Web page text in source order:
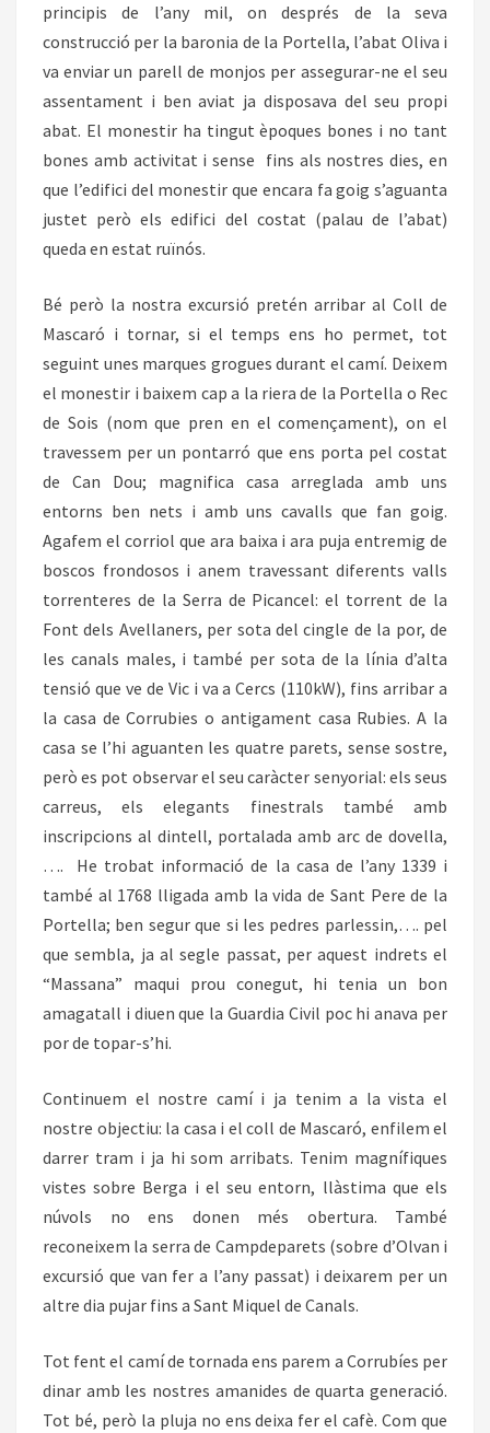
principis de l’any mil, on després de la seva
construcció per la baronia de la Portella, l’abat Oliva i
va enviar un parell de monjos per assegurar-ne el seu
assentament i ben aviat ja disposava del seu propi
abat. El monestir ha tingut èpoques bones i no tant
bones amb activitat i sense fins als nostres dies, en
que l’edifici del monestir que encara fa goig s’aguanta
justet però els edifici del costat (palau de l’abat)
queda en estat ruïnós.
Bé però la nostra excursió pretén arribar al Coll de
Mascaró i tornar, si el temps ens ho permet, tot
seguint unes marques grogues durant el camí. Deixem
el monestir i baixem cap a la riera de la Portella o Rec
de Sois (nom que pren en el començament), on el
travessem per un pontarró que ens porta pel costat
de Can Dou; magnifica casa arreglada amb uns
entorns ben nets i amb uns cavalls que fan goig.
Agafem el corriol que ara baixa i ara puja entremig de
boscos frondosos i anem travessant diferents valls
torrenteres de la Serra de Picancel: el torrent de la
Font dels Avellaners, per sota del cingle de la por, de
les canals males, i també per sota de la línia d’alta
tensió que ve de Vic i va a Cercs (110kW), fins arribar a
la casa de Corrubies o antigament casa Rubies. A la
casa se l’hi aguanten les quatre parets, sense sostre,
però es pot observar el seu caràcter senyorial: els seus
carreus, els elegants finestrals també amb
inscripcions al dintell, portalada amb arc de dovella,
…. He trobat informació de la casa de l’any 1339 i
també al 1768 lligada amb la vida de Sant Pere de la
Portella; ben segur que si les pedres parlessin,…. pel
que sembla, ja al segle passat, per aquest indrets el
“Massana” maqui prou conegut, hi tenia un bon
amagatall i diuen que la Guardia Civil poc hi anava per
por de topar-s’hi.
Continuem el nostre camí i ja tenim a la vista el
nostre objectiu: la casa i el coll de Mascaró, enfilem el
darrer tram i ja hi som arribats. Tenim magnífiques
vistes sobre Berga i el seu entorn, llàstima que els
núvols no ens donen més obertura. També
reconeixem la serra de Campdeparets (sobre d’Olvan i
excursió que van fer a l’any passat) i deixarem per un
altre dia pujar fins a Sant Miquel de Canals.
Tot fent el camí de tornada ens parem a Corrubíes per
dinar amb les nostres amanides de quarta generació.
Tot bé, però la pluja no ens deixa fer el cafè. Com que